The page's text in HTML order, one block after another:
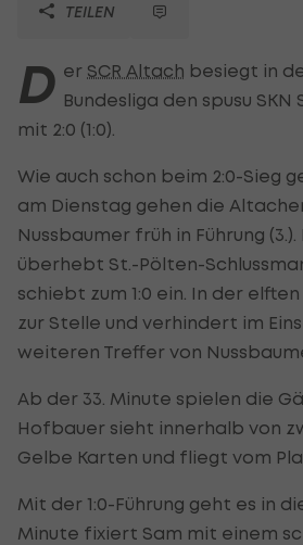
TEILEN
D er SCR Altach besiegt in
Bundesliga den spusu
mit 2:0 (1:0).
Wie auch schon beim 2:0-Sieg
am Dienstag gehen die
Nussbaumer früh in Führung
überhebt St.-Pölten-
schiebt zum 1:0 ein. In der
zur Stelle und verhindert im
weiteren Treffer von
Ab der 33. Minute spielen die
Hofbauer sieht innerhalb von
Gelbe Karten und fliegt vom
Mit der 1:0-Führung geht es in
Minute fixiert Sam mit einem